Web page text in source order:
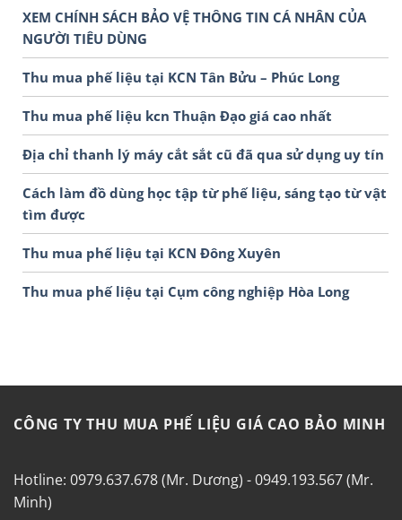
XEM CHÍNH SÁCH BẢO VỆ THÔNG TIN CÁ NHÂN CỦA
NGƯỜI TIÊU DÙNG
Thu mua phế liệu tại KCN Tân Bửu – Phúc Long
Thu mua phế liệu kcn Thuận Đạo giá cao nhất
Địa chỉ thanh lý máy cắt sắt cũ đã qua sử dụng uy tín
Cách làm đồ dùng học tập từ phế liệu, sáng tạo từ vật
tìm được
Thu mua phế liệu tại KCN Đông Xuyên
Thu mua phế liệu tại Cụm công nghiệp Hòa Long
CÔNG TY THU MUA PHẾ LIỆU GIÁ CAO BẢO MINH
Hotline: 0979.637.678 (Mr. Dương) - 0949.193.567 (Mr.
Minh)